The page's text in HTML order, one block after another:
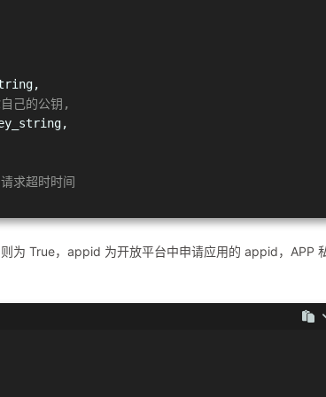
己的公钥,
求超时时间
为 True，appid 为开放平台中申请应用的 appid，APP